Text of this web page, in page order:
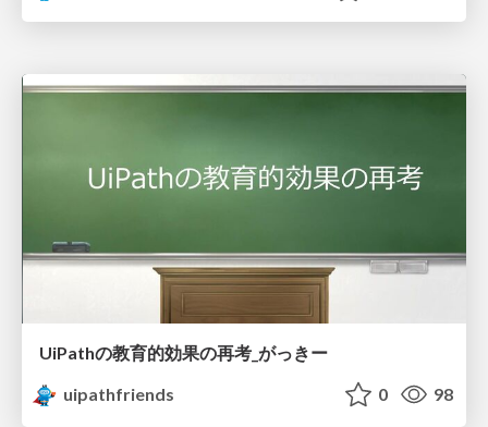
UiPathの教育的効果の再考_がっきー
uipathfriends
0 98